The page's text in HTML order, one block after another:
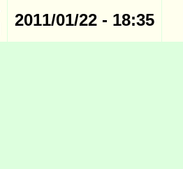
18:35 - 2011/01/22